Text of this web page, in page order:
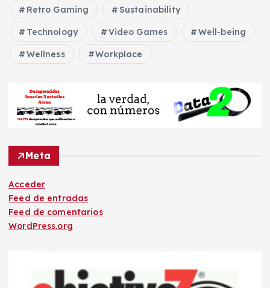
Retro Gaming Sustainability
Technology Video Games Well-being
Wellness Workplace
Meta
Acceder
Feed de entradas
Feed de comentarios
WordPress.org